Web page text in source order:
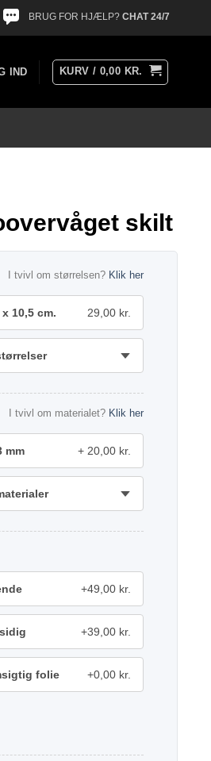
BRUG FOR HJÆLP? CHAT 24/7
IND KURV / 0,00 KR.
skilt
I tvivl om størrelsen? Klik her
10,5 cm. 29,00 kr.
I tvivl om materialet? Klik her
mm 20,00 kr.
+49,00 kr.
+39,00 kr.
folie +0,00 kr.